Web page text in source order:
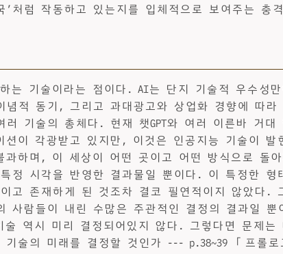
’처럼 작동하고 있는지를 입체적으로 보여주는 충
는 기술이라는 점이다. AI는 단지 기술적 우수성
념적 동기, 그리고 과대광고와 상업화 경향에 따라
러 기술의 총체다. 현재 챗GPT와 여러 이른바 거대
션이 각광받고 있지만, 이것은 인공지능 기술이 발
하며, 이 세상이 어떤 곳이고 어떤 방식으로 돌
정 시각을 반영한 결과물일 뿐이다. 이 특정한 형
고 존재하게 된 것조차 결코 필연적이지 않았다.
사람들이 내린 수많은 주관적인 결정의 결과일 뿐
역시 미리 결정되어있지 않다. 그렇다면 문제는
술의 미래를 결정할 것인가 --- p.38~39 「프롤로